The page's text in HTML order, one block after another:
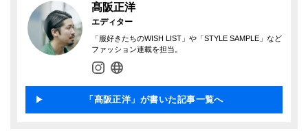
髙阪正洋
エディター
「服好きたちのWISH LIST」や「STYLE SAMPLE」など
ファッション連載を担当。
「髙阪正洋」が書いた記事一覧へ